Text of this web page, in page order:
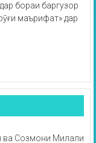
бораи баргузор
маърифат» дар
ва Созмони Милали